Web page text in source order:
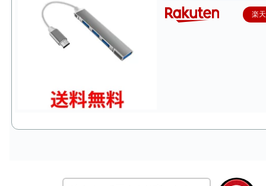
楽